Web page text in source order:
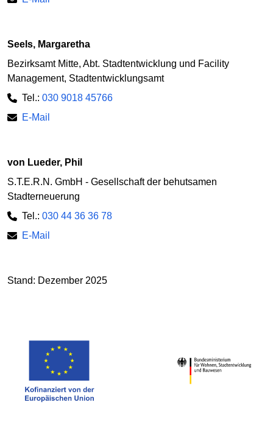
Seels, Margaretha
Bezirksamt Mitte, Abt. Stadtentwicklung und Facility
Management, Stadtentwicklungsamt
Tel.: 030 9018 45766
E-Mail
von Lueder, Phil
S.T.E.R.N. GmbH - Gesellschaft der behutsamen
Stadterneuerung
Tel.: 030 44 36 36 78
E-Mail
Stand: Dezember 2025